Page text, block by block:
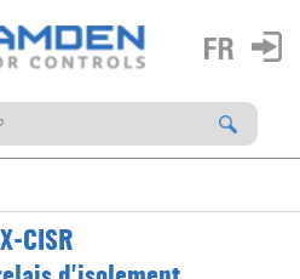
CISR